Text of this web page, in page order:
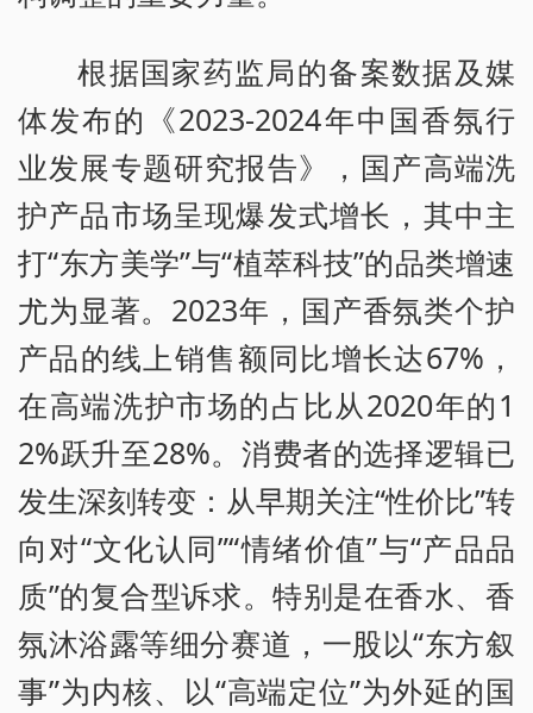
根据国家药监局的备案数据及媒
体发布的《2023-2024年中国香氛行
业发展专题研究报告》，国产高端洗
护产品市场呈现爆发式增长，其中主
打“东方美学”与“植萃科技”的品类增速
尤为显著。2023年，国产香氛类个护
产品的线上销售额同比增长达67%，
在高端洗护市场的占比从2020年的1
2%跃升至28%。消费者的选择逻辑已
发生深刻转变：从早期关注“性价比”转
向对“文化认同”“情绪价值”与“产品品
质”的复合型诉求。特别是在香水、香
氛沐浴露等细分赛道，一股以“东方叙
事”为内核、以“高端定位”为外延的国